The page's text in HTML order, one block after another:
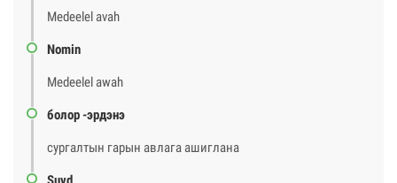
Medeelel avah
Nomin
Medeelel awah
болор -эрдэнэ
сургалтын гарын авлага ашиглана